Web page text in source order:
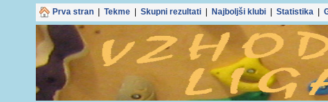
Prva stran Tekme Skupni rezultati Najboljši klubi Statistika